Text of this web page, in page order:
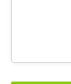
Email *